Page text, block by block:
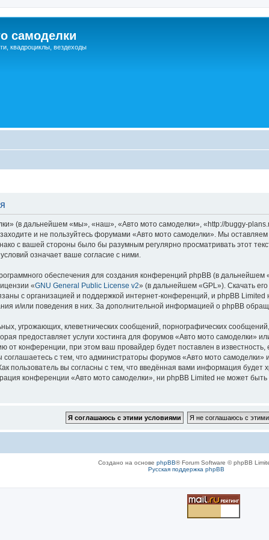
самоделки
квадроциклы, вездеходы
(в дальнейшем «мы», «наш», «Авто мото самоделки», «http://buggy-
и не пользуйтесь форумами «Авто мото самоделки». Мы
с вашей стороны было бы разумным регулярно просматривать этот
означает ваше согласие с ними.
обеспечения для создания конференций phpBB (в дальнейшем
«GNU General Public License v2» (в дальнейшем «GPL»). Скачать
с организацией и поддержкой интернет-конференций, и phpBB
и/или поведения в них. За дополнительной информацией о phpBB
угрожающих, клеветнических сообщений, порнографических
предоставляет услуги хостинга для форумов «Авто мото самоделки»
от конференции, при этом ваш провайдер будет поставлен в
с тем, что администраторы форумов «Авто мото
пользователь вы согласны с тем, что введённая вами информация
конференции «Авто мото самоделки», ни phpBB Limited не может быть
Создано на основе phpBB® Forum Software © phpBB
Русская поддержка phpBB